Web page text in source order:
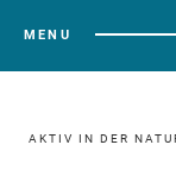
MENU
AKTIV IN DER